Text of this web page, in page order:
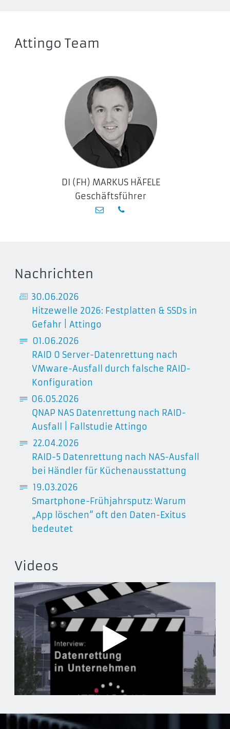
Attingo Team
DI (FH) MARKUS HÄFELE
Geschäftsführer
Nachrichten
30.06.2026
Hitzewelle 2026: Festplatten & SSDs in
Gefahr | Attingo
01 .06.2026
RAID 0 Server-Datenrettung nach
VMware-Ausfall durch falsche RAID-
Konfiguration
06.05.2026
QNAP NAS Datenrettung nach RAID-
Ausfall | Fallstudie Attingo
22.04.2026
RAID-5 Datenrettung nach NAS-Ausfall
bei Händler für Küchenausstattung
19.03.2026
Smartphone-Frühjahrsputz: Warum
„App löschen“ oft den Daten-Exitus
bedeutet
Videos